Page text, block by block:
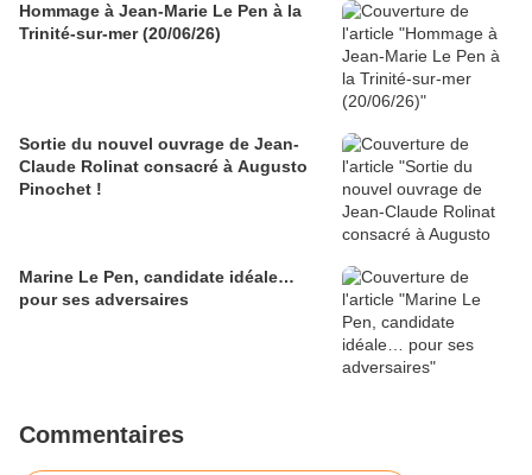
Hommage à Jean-Marie Le Pen à la
Trinité-sur-mer (20/06/26)
Sortie du nouvel ouvrage de Jean-
Claude Rolinat consacré à Augusto
Pinochet !
Marine Le Pen, candidate idéale…
pour ses adversaires
Commentaires